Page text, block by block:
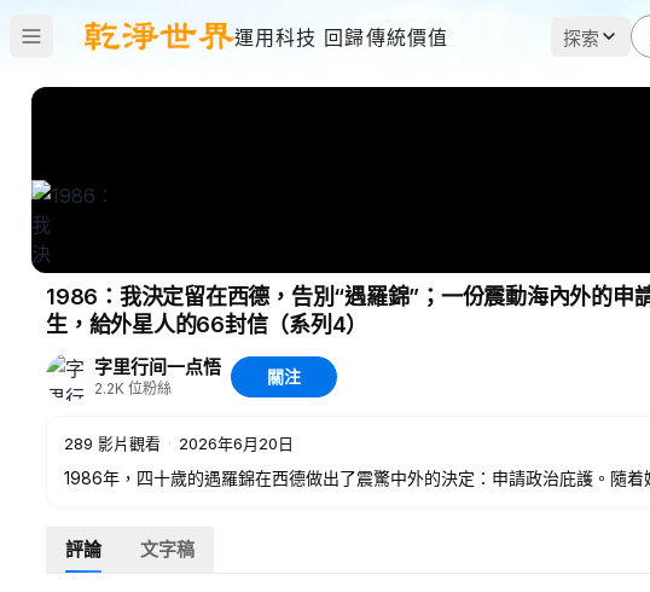
運用科技 回歸傳統價值 探索
1986：我決定留在西德，告別“遇羅錦”；一份震動海內外的申
生，給外星人的66封信（系列4）
字里行间一点悟
2.2K 位粉絲
關注
289 影片觀看 · 2026年6月20日
1986年，四十歲的遇羅錦在西德做出了震驚中外的決定：申請政治庇護。隨
真實告白。讓我們跟隨她的筆觸，重回那個激盪的年代，審視自由的代價與尊
評論 文字稿